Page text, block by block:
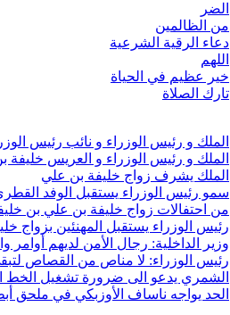
الضر
من الظالمين
دعاء الرقية الشرعية
اللهم
خير عظيم في الحياة
تارك الصلاة
الملك و رئيس الوزراء و نائب رئيس
الملك و رئيس الوزراء و العريس خليفة
الملك يشرف زواج خليفة بن علي
سمو رئيس الوزراء يستقبل الوفد
من احتفالات زواج خليفة بن علي بن
رئيس الوزراء يستقبل المهنئين بزواج
وزير الداخلية: رجال الأمن لديهم
رئيس الوزراء: لا مناص من القصاص
الشمري يدعو الى ضرورة تشغيل الخط
الحد يواجه ناساف الأوزبكي في ملحق